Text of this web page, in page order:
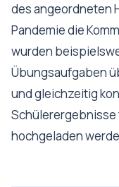
des angeordneten
Pandemie die
wurden
Übungsaufgaben
und gleichzeitig
Schülerergebnisse
hochgeladen